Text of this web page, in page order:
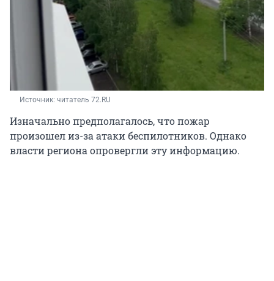
Источник: читатель 72.RU
Изначально предполагалось, что пожар
произошел из-за атаки беспилотников. Однако
власти региона опровергли эту информацию.